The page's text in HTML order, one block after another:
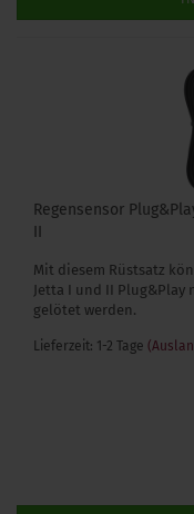
Regensensor
II
Mit diesem Rüstsatz
Jetta I und II Plug&Play
gelötet werden.
Lieferzeit: 1-2 Tage